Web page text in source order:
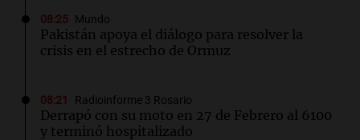
08:25 Mundo
Pakistán apoya el diálogo para resolver la
crisis en el estrecho de Ormuz
08:21 Radioinforme 3 Rosario
Derrapó con su moto en 27 de Febrero al 6100
y terminó hospitalizado